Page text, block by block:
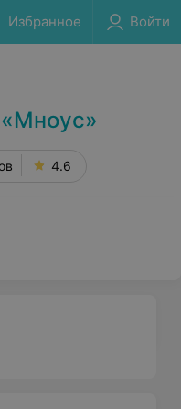
Избранное Войти
Сообщить об ошибке
4.6